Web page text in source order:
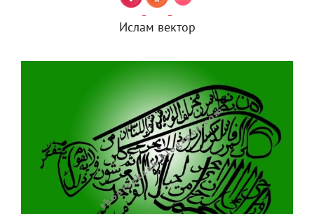
Ислам вектор